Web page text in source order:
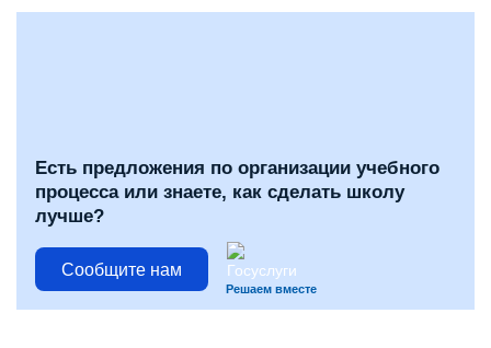
Есть предложения по организации учебного
процесса или знаете, как сделать школу
лучше?
Сообщите нам
Решаем вместе